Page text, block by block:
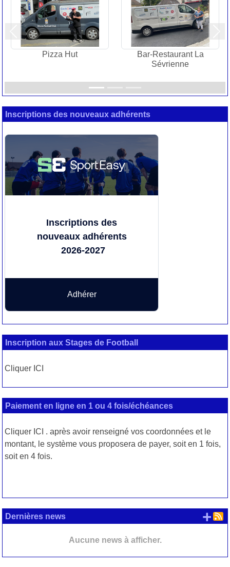
Pizza Hut
Bar-Restaurant La
Sévrienne
Précedent
Inscriptions des nouveaux adhérents
Inscriptions des
nouveaux adhérents
2026-2027
Adhérer
Inscription aux Stages de Football
Cliquer ICI
Paiement en ligne en 1 ou 4 fois/échéances
Cliquer ICI . après avoir renseigné vos coordonnées et le
montant, le système vous proposera de payer, soit en 1 fois,
soit en 4 fois.
Dernières news
Aucune news à afficher.
+